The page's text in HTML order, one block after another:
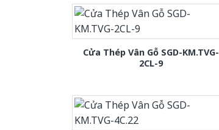
Cửa Thép Vân Gỗ SGD-KM.TVG-
2CL-9